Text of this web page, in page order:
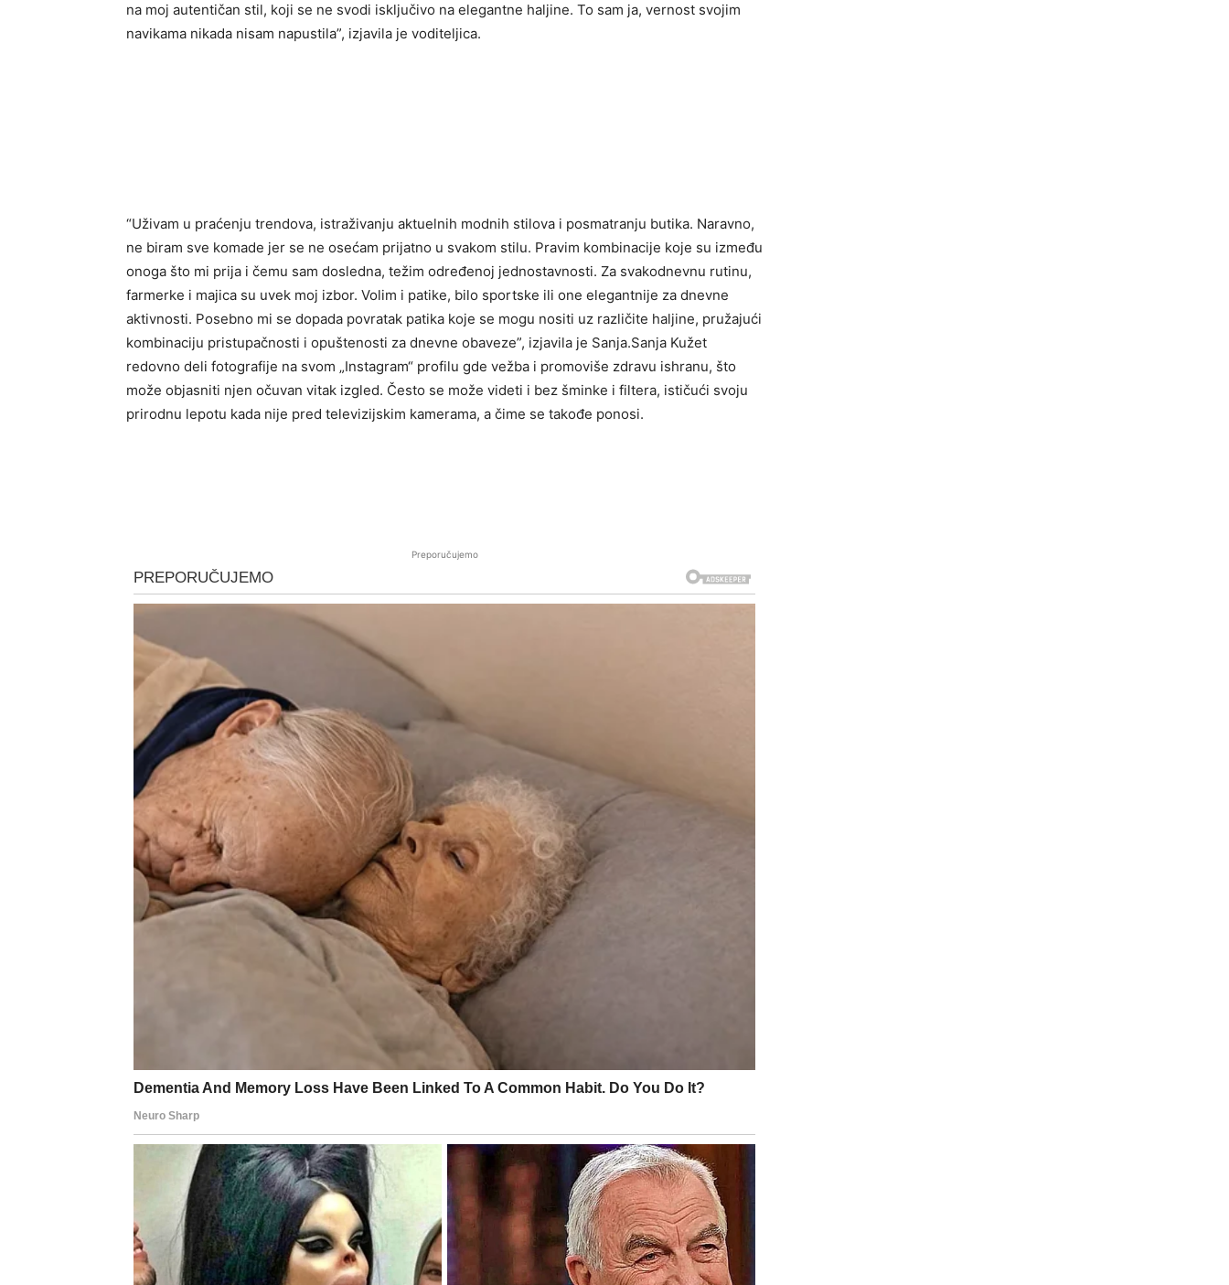
na moj autentičan stil, koji se ne svodi isključivo na elegantne haljine. To sam ja, vernost svojim
navikama nikada nisam napustila”, izjavila je voditeljica.
“Uživam u praćenju trendova, istraživanju aktuelnih modnih stilova i posmatranju butika. Naravno,
ne biram sve komade jer se ne osećam prijatno u svakom stilu. Pravim kombinacije koje su između
onoga što mi prija i čemu sam dosledna, težim određenoj jednostavnosti. Za svakodnevnu rutinu,
farmerke i majica su uvek moj izbor. Volim i patike, bilo sportske ili one elegantnije za dnevne
aktivnosti. Posebno mi se dopada povratak patika koje se mogu nositi uz različite haljine, pružajući
kombinaciju pristupačnosti i opuštenosti za dnevne obaveze”, izjavila je Sanja.Sanja Kužet
redovno deli fotografije na svom „Instagram“ profilu gde vežba i promoviše zdravu ishranu, što
može objasniti njen očuvan vitak izgled. Često se može videti i bez šminke i filtera, ističući svoju
prirodnu lepotu kada nije pred televizijskim kamerama, a čime se takođe ponosi.
Preporučujemo